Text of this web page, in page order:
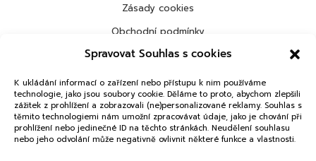
Spravovat Souhlas s cookies
K ukládání informací o zařízení nebo přístupu k nim používáme
technologie, jako jsou soubory cookie. Děláme to proto, abychom zlepšili
zážitek z prohlížení a zobrazovali (ne)personalizované reklamy. Souhlas s
těmito technologiemi nám umožní zpracovávat údaje, jako je chování při
prohlížení nebo jedinečné ID na těchto stránkách. Neudělení souhlasu
nebo jeho odvolání může negativně ovlivnit některé funkce a vlastnosti.
Zásady cookies
Obchodní podmínky
Ochrana osobních údajů
ODEBÍRAT